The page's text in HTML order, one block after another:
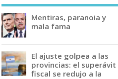
Mentiras, paranoia y
mala fama
El ajuste golpea a las
provincias: el superávit
fiscal se redujo a la